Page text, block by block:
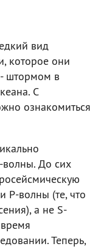
вид
которое они
штормом в
С
ознакомиться
волны. До сих
Р-волны (те, что
а не S-
Теперь,